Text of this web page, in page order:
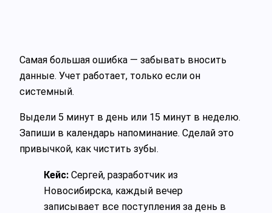
Самая большая ошибка — забывать вносить
данные. Учет работает, только если он
системный.
Выдели 5 минут в день или 15 минут в неделю.
Запиши в календарь напоминание. Сделай это
привычкой, как чистить зубы.
Кейс: Сергей, разработчик из
Новосибирска, каждый вечер
записывает все поступления за день в